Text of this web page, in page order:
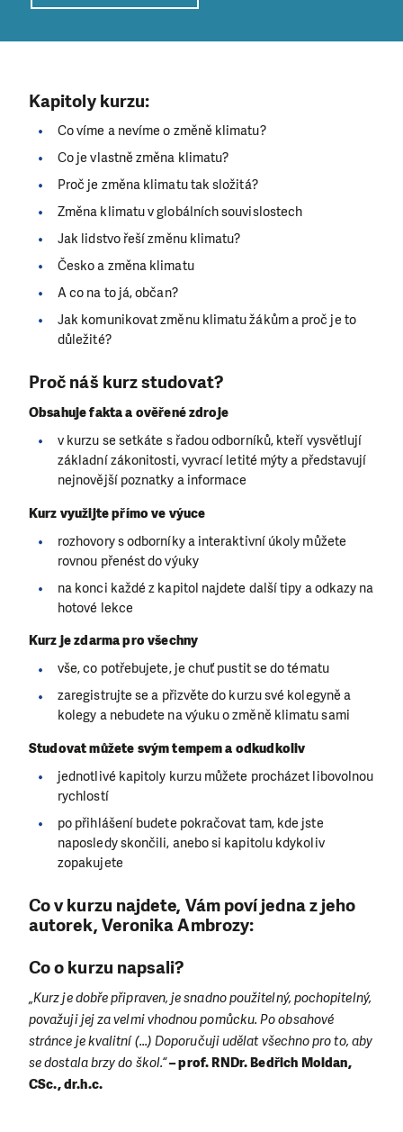
Kapitoly kurzu:
Co víme a nevíme o změně klimatu?
Co je vlastně změna klimatu?
Proč je změna klimatu tak složitá?
Změna klimatu v globálních souvislostech
Jak lidstvo řeší změnu klimatu?
Česko a změna klimatu
A co na to já, občan?
Jak komunikovat změnu klimatu žákům a proč je to
důležité?
Proč náš kurz studovat?
Obsahuje fakta a ověřené zdroje
v kurzu se setkáte s řadou odborníků, kteří vysvětlují
základní zákonitosti, vyvrací letité mýty a představují
nejnovější poznatky a informace
Kurz využijte přímo ve výuce
rozhovory s odborníky a interaktivní úkoly můžete
rovnou přenést do výuky
na konci každé z kapitol najdete další tipy a odkazy na
hotové lekce
Kurz je zdarma pro všechny
vše, co potřebujete, je chuť pustit se do tématu
zaregistrujte se a přizvěte do kurzu své kolegyně a
kolegy a nebudete na výuku o změně klimatu sami
Studovat můžete svým tempem a odkudkoliv
jednotlivé kapitoly kurzu můžete procházet libovolnou
rychlostí
po přihlášení budete pokračovat tam, kde jste
naposledy skončili, anebo si kapitolu kdykoliv
zopakujete
Co v kurzu najdete, Vám poví jedna z jeho
autorek, Veronika Ambrozy:
Co o kurzu napsali?
„Kurz je dobře připraven, je snadno použitelný, pochopitelný,
považuji jej za velmi vhodnou pomůcku. Po obsahové
stránce je kvalitní (...) Doporučuji udělat všechno pro to, aby
se dostala brzy do škol.“– prof. RNDr. Bedřich Moldan,
CSc., dr.h.c.